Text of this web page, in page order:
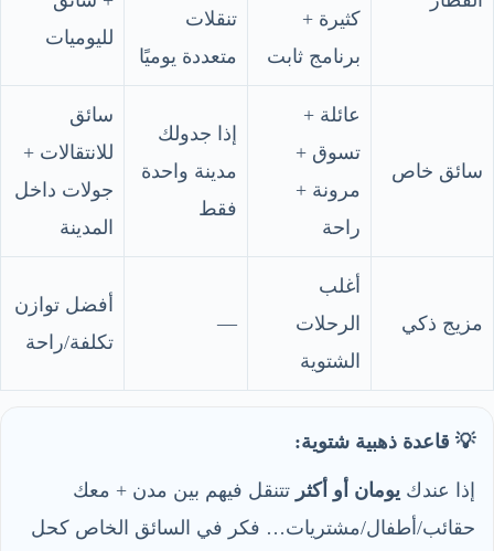
كثيرة +
برنامج ثابت
تنقلات
متعددة يوميًا
لليوميات
سائق خاص
عائلة +
تسوق +
مرونة +
راحة
إذا جدولك
مدينة واحدة
فقط
سائق
للانتقالات +
جولات داخل
المدينة
مزيج ذكي
أغلب
الرحلات
الشتوية
—
أفضل توازن
تكلفة/راحة
💡 قاعدة ذهبية شتوية:
إذا عندك يومان أو أكثر تتنقل فيهم بين مدن + معك
حقائب/أطفال/مشتريات… فكر في السائق الخاص كحل